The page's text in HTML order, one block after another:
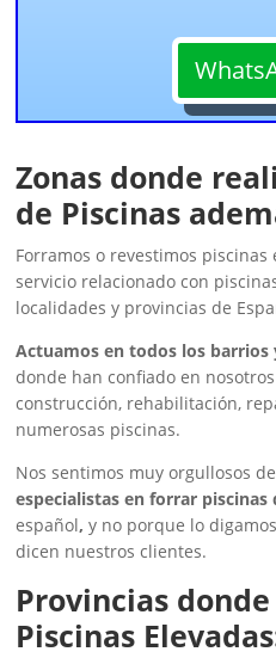
Zonas donde
de Piscinas
Forramos o revestimos
servicio relacionado con
localidades y provincias de
Actuamos en todos los barrios
donde han confiado en
construcción, rehabilitación,
numerosas piscinas.
Nos sentimos muy orgullosos
especialistas en forrar piscinas
español, y no porque lo
dicen nuestros clientes.
Provincias
Piscinas